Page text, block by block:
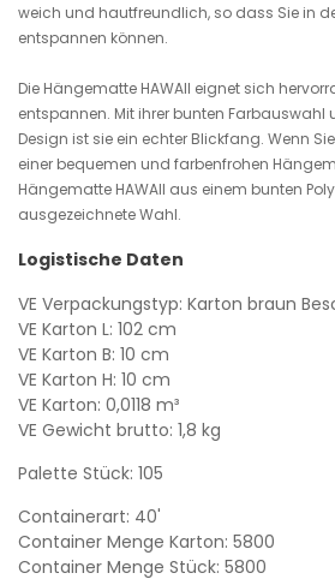
weich und hautfreundlich, so dass Sie in
entspannen können.
Die Hängematte HAWAII eignet sich
entspannen. Mit ihrer bunten
Design ist sie ein echter Blickfang. Wenn
einer bequemen und farbenfrohen
Hängematte HAWAII aus einem bunten
ausgezeichnete Wahl.
Logistische Daten
VE Verpackungstyp: Karton braun
VE Karton L: 102 cm
VE Karton B: 10 cm
VE Karton H: 10 cm
VE Karton: 0,0118 m³
VE Gewicht brutto: 1,8 kg
Palette Stück: 105
Containerart: 40'
Container Menge Karton: 5800
Container Menge Stück: 5800